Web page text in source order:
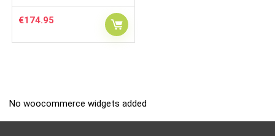
€174.95
No woocommerce widgets added